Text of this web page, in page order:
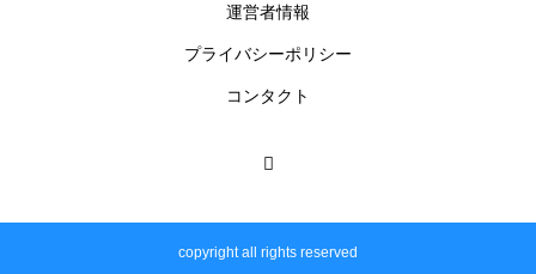
運営者情報
プライバシーポリシー
コンタクト
copyright all rights reserved